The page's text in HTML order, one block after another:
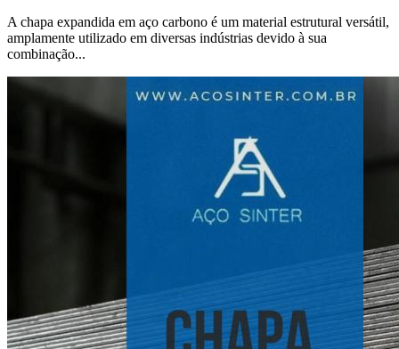
A chapa expandida em aço carbono é um material estrutural versátil,
amplamente utilizado em diversas indústrias devido à sua
combinação...